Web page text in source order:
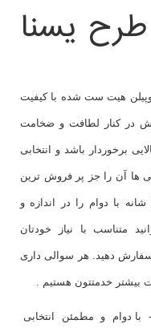
طرح یسنا
2550 از نخ پلی پروپیلن هیت ست شده با کیفیت
در کنار لطافت و ضخامت
برخوردار باشد و انتخابی
ها آن را جز پر فروش ترین
فرش ماشینی کرده است. این فرش 700 شانه با دوام را در اندازه و
مختلف 2100،2250،2550 میتوانید متناسب با نیاز خودتان
دهید. هر سوالی داری
بیشتر خدمتتون هستیم .
دوام و مطمئن انتخابی